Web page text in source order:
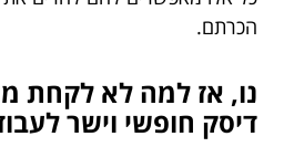
הכרתם.
נו, אז למה לא לקחת
דיסק חופשי וישר